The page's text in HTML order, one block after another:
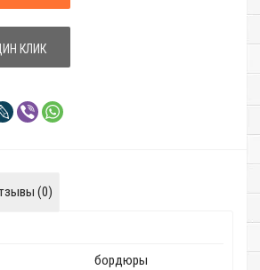
КЛИК
(0)
бордюры